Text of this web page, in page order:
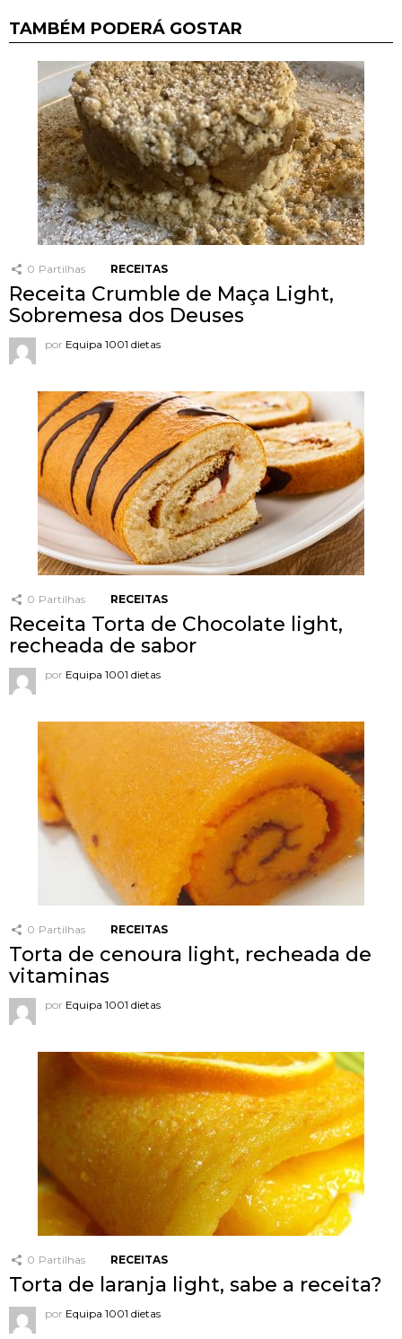
TAMBÉM PODERÁ GOSTAR
0 Partilhas RECEITAS
Receita Crumble de Maça Light,
Sobremesa dos Deuses
por Equipa 1001 dietas
0 Partilhas RECEITAS
Receita Torta de Chocolate light,
recheada de sabor
por Equipa 1001 dietas
0 Partilhas RECEITAS
Torta de cenoura light, recheada de
vitaminas
por Equipa 1001 dietas
0 Partilhas RECEITAS
Torta de laranja light, sabe a receita?
por Equipa 1001 dietas